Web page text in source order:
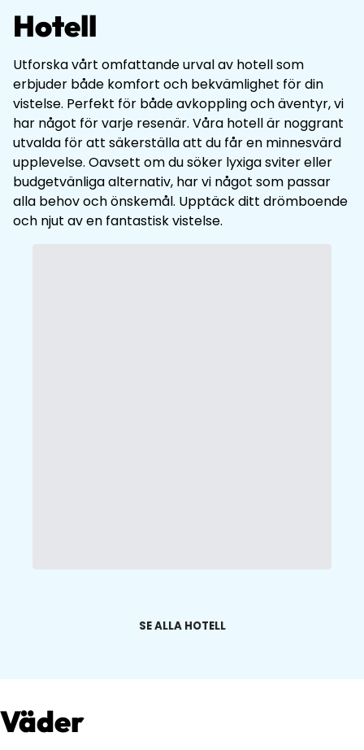
Hotell
Utforska vårt omfattande urval av hotell som
erbjuder både komfort och bekvämlighet för din
vistelse. Perfekt för både avkoppling och äventyr, vi
har något för varje resenär. Våra hotell är noggrant
utvalda för att säkerställa att du får en minnesvärd
upplevelse. Oavsett om du söker lyxiga sviter eller
budgetvänliga alternativ, har vi något som passar
alla behov och önskemål. Upptäck ditt drömboende
och njut av en fantastisk vistelse.
SE ALLA HOTELL
Väder